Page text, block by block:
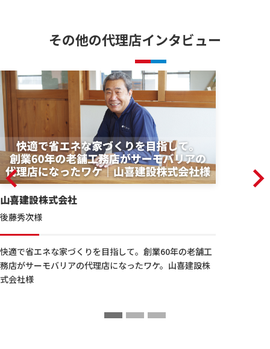
その他の代理店インタビュー
山喜建設株式会社
後藤秀次様
快適で省エネな家づくりを目指して。創業60年の老舗工
務店がサーモバリアの代理店になったワケ。山喜建設株
式会社様